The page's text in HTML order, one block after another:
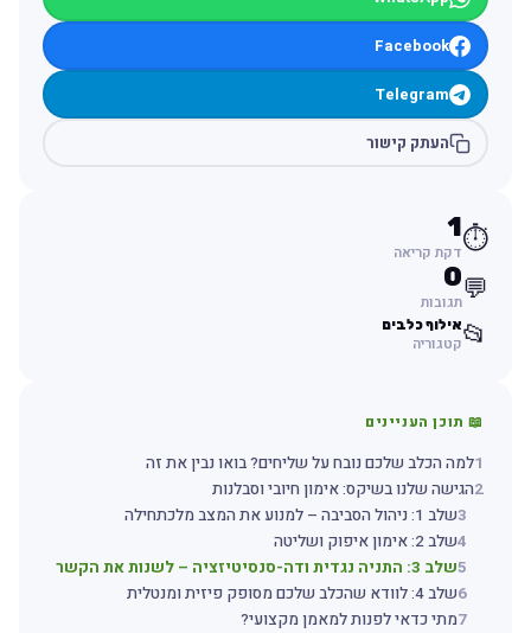
Facebook
Telegram
העתק קישור
⏱️
1
דקת קריאה
💬
0
תגובות
📂אילוף כלבים
קטגוריה
📖 תוכן העניינים
למה הכלב שלכם נובח על שליחים? בואו נבין את זה
2הגישה שלנו בשיקס: אימון חיובי וסבלנות
שלב 1: ניהול הסביבה – למנוע את המצב מלכתחילה
שלב 2: אימון איפוק ושליטה
שלב 3: התניה נגדית ודה-סנסיטיזציה – לשנות את הקשר
6שלב 4: לוודא שהכלב שלכם מסופק פיזית ומנטלית
7מתי כדאי לפנות למאמן מקצועי?